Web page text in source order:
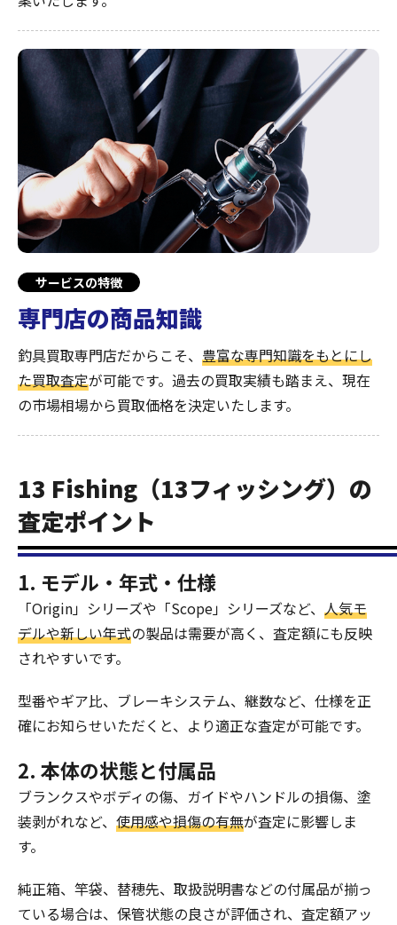
サービスの特徴
専門店の商品知識
釣具買取専門店だからこそ、 豊富な専門知識をもとにし
た買取査定が可能です。過去の買取実績も踏まえ、現在
の市場相場から買取価格を決定いたします。
13 Fishing（13フィッシング）の
査定ポイント
1. モデル・年式・仕様
「Origin」シリーズや「Scope」シリーズなど、 人気モ
デルや新しい年式の製品は需要が高く、査定額にも反映
されやすいです。
型番やギア比、ブレーキシステム、継数など、仕様を正
確にお知らせいただくと、より適正な査定が可能です。
2. 本体の状態と付属品
ブランクスやボディの傷、ガイドやハンドルの損傷、塗
装剥がれなど、 使用感や損傷の有無が査定に影響しま
す。
純正箱、竿袋、替穂先、取扱説明書などの付属品が揃っ
ている場合は、保管状態の良さが評価され、査定額アッ